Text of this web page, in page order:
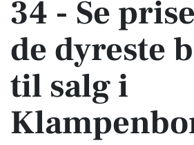
34 - Se
de dyreste
til salg i